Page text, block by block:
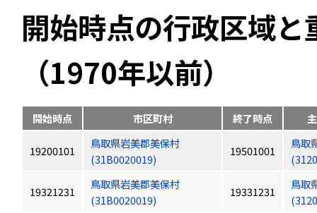
開始時点の行政区域
（1970年以前）
開始時点 市区町村 終了時点
19200101
鳥取県岩美郡美保村
(31B0020019)
19501001
鳥取
19321231
鳥取県岩美郡美保村
(31B0020019)
19331231
鳥取